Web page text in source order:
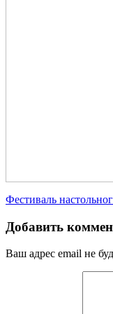
Навигация
по
записям
Фестиваль
Добавить
Ваш адрес email не